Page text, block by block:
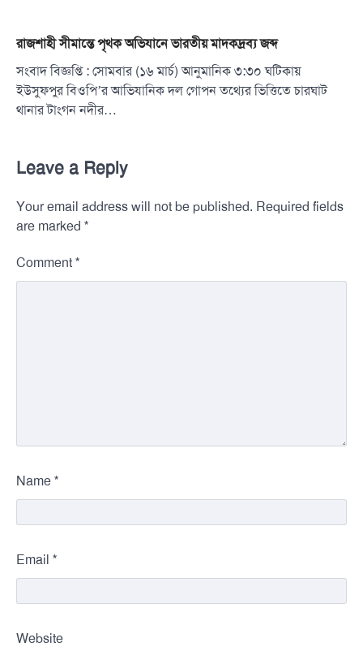
রাজশাহী সীমান্তে পৃথক অভিযানে ভারতীয় মাদকদ্রব্য জব্দ
সংবাদ বিজ্ঞপ্তি : সোমবার (১৬ মার্চ) আনুমানিক ৩:৩০ ঘটিকায়
ইউসুফপুর বিওপি’র আভিযানিক দল গোপন তথ্যের ভিত্তিতে চারঘাট
থানার টাংগন নদীর…
Leave a Reply
Your email address will not be published. Required fields
are marked *
Comment *
Name *
Email *
Website